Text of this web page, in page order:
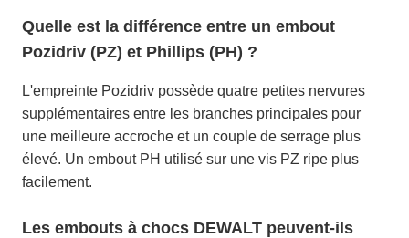
Quelle est la différence entre un embout
Pozidriv (PZ) et Phillips (PH) ?
L'empreinte Pozidriv possède quatre petites nervures
supplémentaires entre les branches principales pour
une meilleure accroche et un couple de serrage plus
élevé. Un embout PH utilisé sur une vis PZ ripe plus
facilement.
Les embouts à chocs DEWALT peuvent-ils